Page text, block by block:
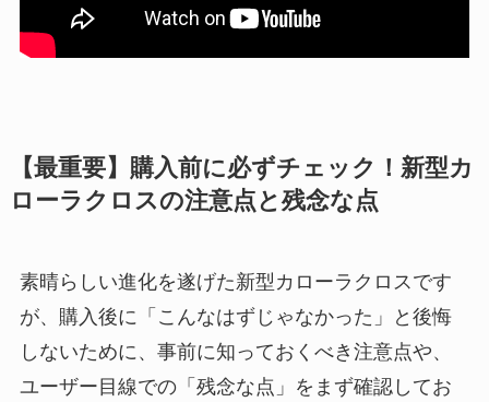
【最重要】購入前に必ずチェック！新型カ
ローラクロスの注意点と残念な点
素晴らしい進化を遂げた新型カローラクロスです
が、購入後に「こんなはずじゃなかった」と後悔
しないために、事前に知っておくべき注意点や、
ユーザー目線での「残念な点」をまず確認してお